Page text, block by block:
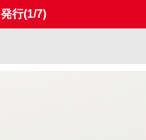
行(1/7)